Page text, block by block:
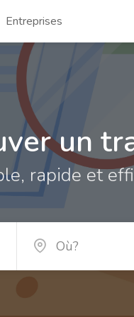
Entreprises
un
rapide et